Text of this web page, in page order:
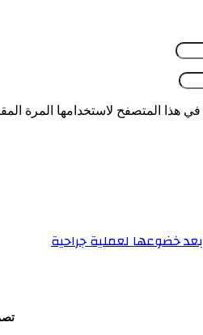
هذا المتصفح لاستخدامها المرة
بعد خضوعها لعملية جراحية